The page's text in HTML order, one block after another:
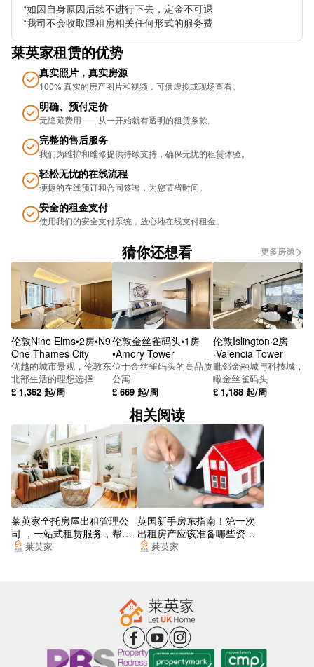
Hulme Hall Rd
Quay St Stop WS
Chester Rd Stop B
Museum Stop WP
Hardman St
Liverpool Rd Stop Wo
Castlegate
Trinity Church Stop NE
Bridge St (Stop WF)
Peter St (Stop WM)
SUBWAY
Tonman St Stop WN
Knott Mill Stop B
丁斯盖特
Shawgreen CL
Metrolink Deansgate Castlefield
Spinningfields
Watson St Stop Sr
Metrolink Deansgate Castlefield
Stretford Rd
*如因自身原因后续不进行下去，定金不可退
*我司不会收取跟租房相关任何形式的服务费
莱英家租赁的优势
真实照片，真实房源
100% 真实的房产图片和视频，可供虚拟或现场查看。
明确、预付定价
无隐藏费用——从一开始就有透明的租赁条款。
完整的售后服务
我们为维护和维修提供持续支持，确保无忧的租​​赁体验。
轻松无忧的在线流程
便捷的在线预订和合同签署，为您节省时间。
安全的租金支付
使用我们的安全支付系统，放心地在线支付租金。
猜你还想看 更多房源
伦敦Nine Elms•2房•N9
One Thames City
优越的城市景观，伦敦东
北部生活的理想选择
£ 1,362 起/周
伦敦金丝雀码头•1房
•Amory Tower
位于金丝雀码头的高品质
公寓
£ 669 起/周
伦敦Islington·2房
·Valencia Tower
毗邻金融城与科技城，俯
瞰金丝雀码头
£ 1,188 起/周
相关阅读
莱英家全托房屋出租管理公
司 ，一站式租赁服务，帮你
找到梦想的居所
莱英家
英国新手房东指南！第一次
出租房产应该准备哪些资
料？莱英家